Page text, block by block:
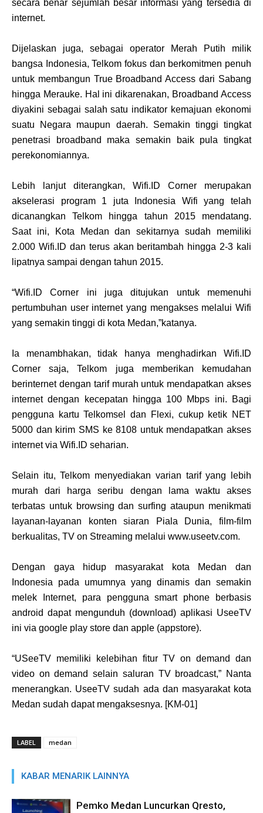
secara benar sejumlah besar informasi yang tersedia di
internet.
Dijelaskan juga, sebagai operator Merah Putih milik
bangsa Indonesia, Telkom fokus dan berkomitmen penuh
untuk membangun True Broadband Access dari Sabang
hingga Merauke. Hal ini dikarenakan, Broadband Access
diyakini sebagai salah satu indikator kemajuan ekonomi
suatu Negara maupun daerah. Semakin tinggi tingkat
penetrasi broadband maka semakin baik pula tingkat
perekonomiannya.
Lebih lanjut diterangkan, Wifi.ID Corner merupakan
akselerasi program 1 juta Indonesia Wifi yang telah
dicanangkan Telkom hingga tahun 2015 mendatang.
Saat ini, Kota Medan dan sekitarnya sudah memiliki
2.000 Wifi.ID dan terus akan beritambah hingga 2-3 kali
lipatnya sampai dengan tahun 2015.
“Wifi.ID Corner ini juga ditujukan untuk memenuhi
pertumbuhan user internet yang mengakses melalui Wifi
yang semakin tinggi di kota Medan,”katanya.
Ia menambhakan, tidak hanya menghadirkan Wifi.ID
Corner saja, Telkom juga memberikan kemudahan
berinternet dengan tarif murah untuk mendapatkan akses
internet dengan kecepatan hingga 100 Mbps ini. Bagi
pengguna kartu Telkomsel dan Flexi, cukup ketik NET
5000 dan kirim SMS ke 8108 untuk mendapatkan akses
internet via Wifi.ID seharian.
Selain itu, Telkom menyediakan varian tarif yang lebih
murah dari harga seribu dengan lama waktu akses
terbatas untuk browsing dan surfing ataupun menikmati
layanan-layanan konten siaran Piala Dunia, film-film
berkualitas, TV on Streaming melalui www.useetv.com.
Dengan gaya hidup masyarakat kota Medan dan
Indonesia pada umumnya yang dinamis dan semakin
melek Internet, para pengguna smart phone berbasis
android dapat mengunduh (download) aplikasi UseeTV
ini via google play store dan apple (appstore).
“USeeTV memiliki kelebihan fitur TV on demand dan
video on demand selain saluran TV broadcast,” Nanta
menerangkan. UseeTV sudah ada dan masyarakat kota
Medan sudah dapat mengaksesnya. [KM-01]
LABEL medan
KABAR MENARIK LAINNYA
Pemko Medan Luncurkan Qresto,